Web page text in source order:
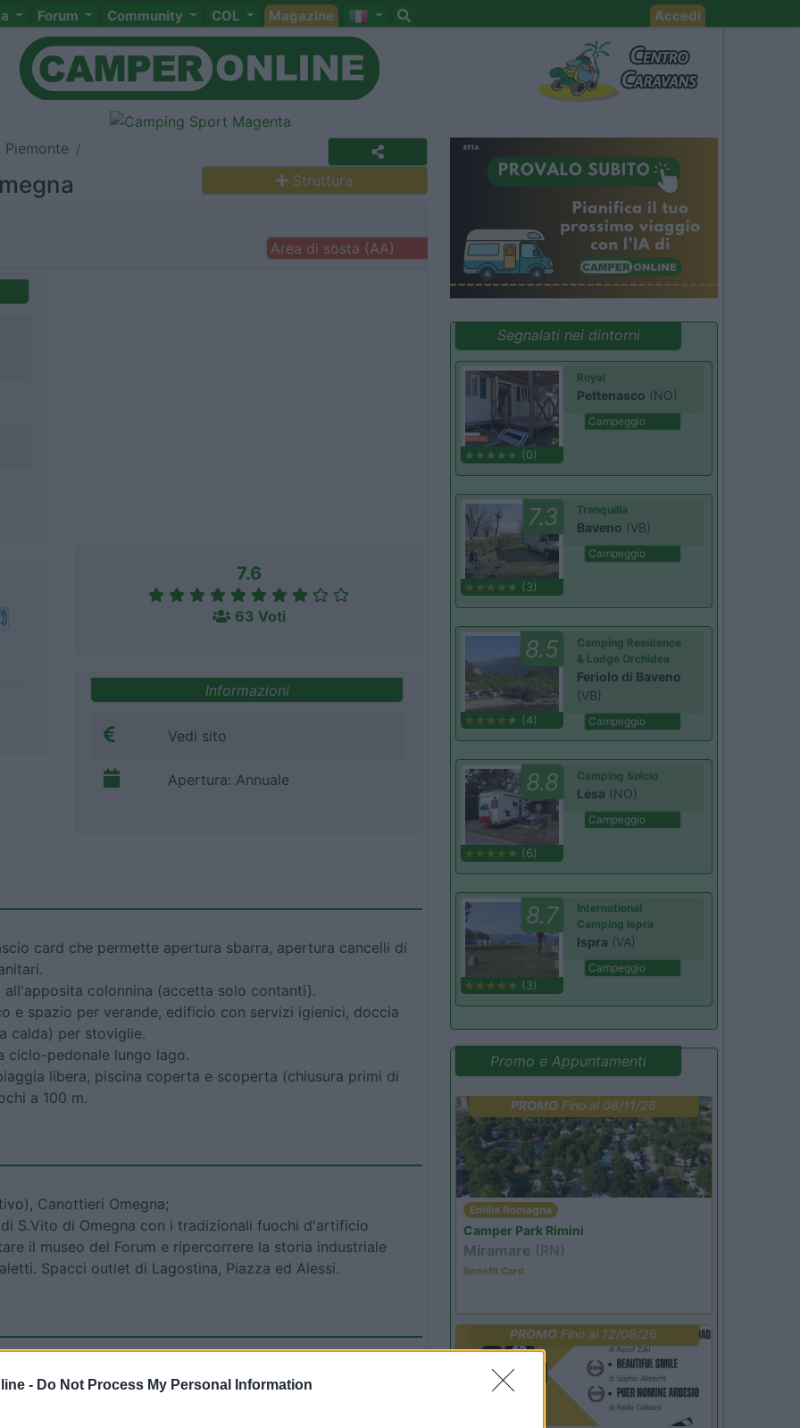
- Do Not Process My Personal Information
Forum Community COL Magazine Accedi
Piemonte
Struttura
Area di sosta (AA)
7.6
63 Voti
Informazioni
Vedi sito
Apertura: Annuale
card che permette apertura sbarra, apertura cancelli di
all'apposita colonnina (accetta solo contanti).
e spazio per verande, edificio con servizi igienici, doccia
calda) per stoviglie.
ciclo-pedonale lungo lago.
libera, piscina coperta e scoperta (chiusura primi di
a 100 m.
Canottieri Omegna;
S.Vito di Omegna con i tradizionali fuochi d'artificio
il museo del Forum e ripercorrere la storia industriale
Spacci outlet di Lagostina, Piazza ed Alessi.
automatizzata con servizi efficienti, corrente e acqua in
e la vicinanza alla passeggiata lungolago verso il
corte, la scarsa privacy nei bagni e soprattutto il prezzo
Segnalati nei dintorni
(0)
Royal
Pettenasco (NO)
Campeggio
7.3
(3)
Tranquilla
Baveno (VB)
Campeggio
8.5
(4)
Camping Residence
& Lodge Orchidea
Feriolo di Baveno
(VB)
Campeggio
8.8
(6)
Camping Solcio
Lesa (NO)
Campeggio
8.7
(3)
International
Camping Ispra
Ispra (VA)
Campeggio
Promo e Appuntamenti
PROMO Fino al 08/11/26
Emilia Romagna
Camper Park Rimini
Miramare (RN)
Benefit Card
PROMO Fino al 12/08/26